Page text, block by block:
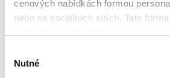
cenových nabídkách formou
nebo na sociálních sítích. Tato
souhlasu
Nutné
ZEPTER MASTERPIECE, WOK
2,4 L
Bezplatná, 30letá záruka platí na
všech výrobků, vyrobených z